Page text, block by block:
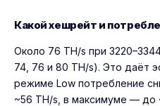
Какой хешрейт и
Около 76 TH/s при
74, 76 и 80 TH/s). Это даёт
режиме Low потребление
~56 TH/s, в максимуме — до